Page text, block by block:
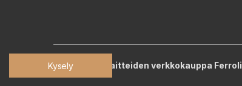
©Lämmityslaitteiden verkkokauppa Ferroli
Kysely